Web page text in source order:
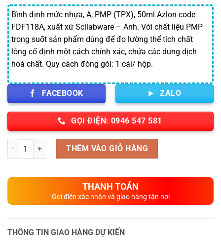
Bình định mức nhựa, A, PMP (TPX), 50ml Azlon code
FDF118A, xuất xứ Scilabware – Anh. Với chất liệu PMP
trong suốt sản phẩm dùng để đo lường thể tích chất
lỏng cố định một cách chính xác, chứa các dung dịch
hoá chất. Quy cách đóng gói: 1 cái/ hộp.
FACEBOOK ZALO
GỌI ĐIỆN: 0946 547 581
Số lượng THÊM VÀO GIỎ HÀNG
THANH TOÁN
Gọi điện xác nhận và giao hàng tận nơi
THÔNG TIN GIAO HÀNG DỰ KIẾN